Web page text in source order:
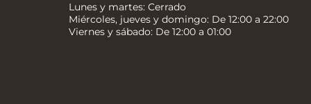
Lunes y martes: Cerrado
Miércoles, jueves y domingo: De 12:00 a 22:00
Viernes y sábado: De 12:00 a 01:00